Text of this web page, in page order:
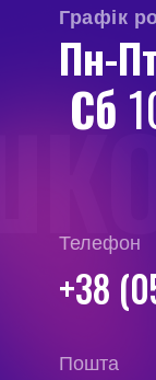
Телефон
+38
Пошта
Пн-
Сб
Графік